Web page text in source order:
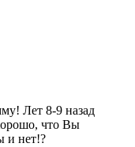
Лет 8-9 назад
что Вы
и нет!?